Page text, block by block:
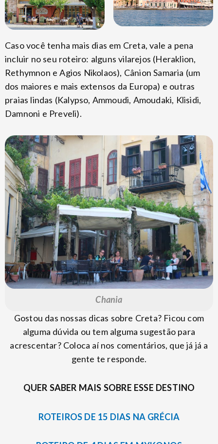
Caso você tenha mais dias em Creta, vale a pena
incluir no seu roteiro: alguns vilarejos (Heraklion,
Rethymnon e Agios Nikolaos), Cânion Samaria (um
dos maiores e mais extensos da Europa) e outras
praias lindas (Kalypso, Ammoudi, Amoudaki, Klisidi,
Damnoni e Preveli).
Chania
Gostou das nossas dicas sobre Creta? Ficou com
alguma dúvida ou tem alguma sugestão para
acrescentar? Coloca aí nos comentários, que já já a
gente te responde.
QUER SABER MAIS SOBRE ESSE DESTINO
ROTEIROS DE 15 DIAS NA GRÉCIA